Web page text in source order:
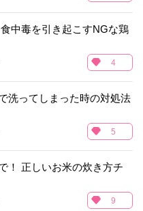
中毒を引き起こすNGな鶏
4
洗ってしまった時の対処法
5
！ 正しいお米の炊き方チ
9